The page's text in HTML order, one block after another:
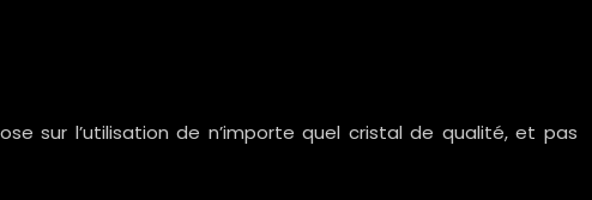
sur l’utilisation de n’importe quel cristal de qualité, et pas